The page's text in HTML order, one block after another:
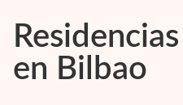
en Bilbao